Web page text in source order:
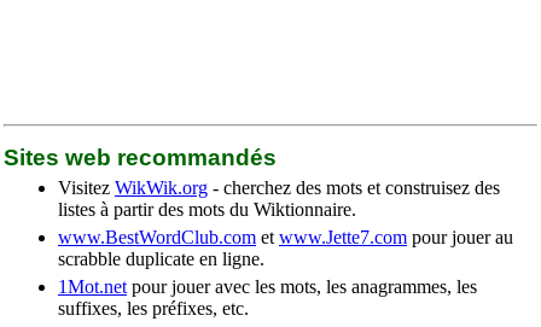
Sites web recommandés
Visitez WikWik.org - cherchez des mots et construisez des
listes à partir des mots du Wiktionnaire.
www.BestWordClub.com et www.Jette7.com pour jouer au
scrabble duplicate en ligne.
1Mot.net pour jouer avec les mots, les anagrammes, les
suffixes, les préfixes, etc.